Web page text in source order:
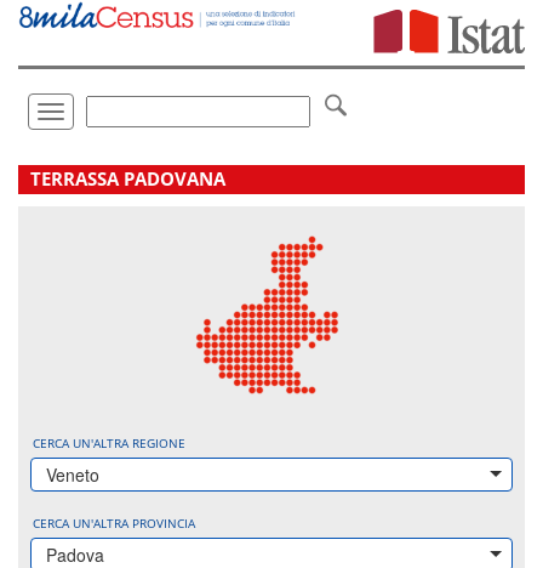
Vai
direttamente
Toggle
navigation
.
TERRASSA PADOVANA
CERCA UN'ALTRA REGIONE
Veneto
CERCA UN'ALTRA PROVINCIA
Padova